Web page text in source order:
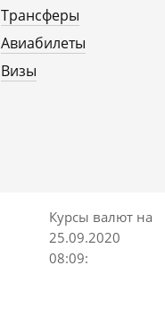
Трансферы
Авиабилеты
Визы
Курсы валют на
25.09.2020
08:09: